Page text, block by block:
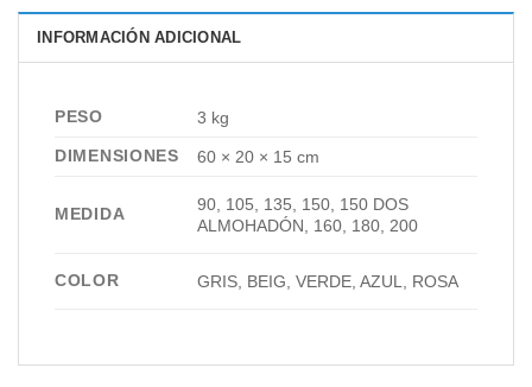
INFORMACIÓN ADICIONAL
PESO
3 kg
DIMENSIONES
60 × 20 × 15 cm
MEDIDA
90, 105, 135, 150, 150 DOS
ALMOHADÓN, 160, 180, 200
COLOR GRIS, BEIG, VERDE, AZUL, ROSA